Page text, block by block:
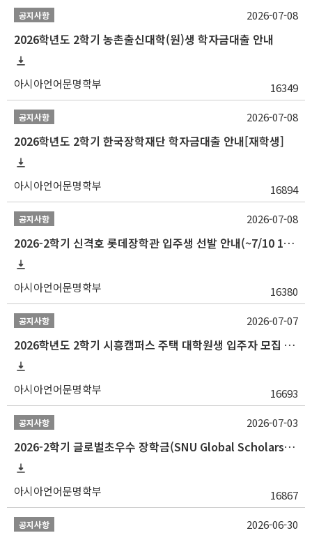
공지사항
2026학년도 2학기 농촌출신대학(원)생 학자금대출 안내
아시아언어문명학부 16349
2026-07-08
공지사항
2026학년도 2학기 한국장학재단 학자금대출 안내[재학생]
아시아언어문명학부 16894
2026-07-08
공지사항
2026-2학기 신격호 롯데장학관 입주생 선발 안내(~7/10 10:00)
아시아언어문명학부 16380
2026-07-08
공지사항
2026학년도 2학기 시흥캠퍼스 주택 대학원생 입주자 모집 안내
아시아언어문명학부 16693
2026-07-07
공지사항
2026-2학기 글로벌초우수 장학금(SNU Global Scholarship, GS) 신청 안내(~7/12 23:00)
아시아언어문명학부 16867
2026-07-03
공지사항 2026-06-30